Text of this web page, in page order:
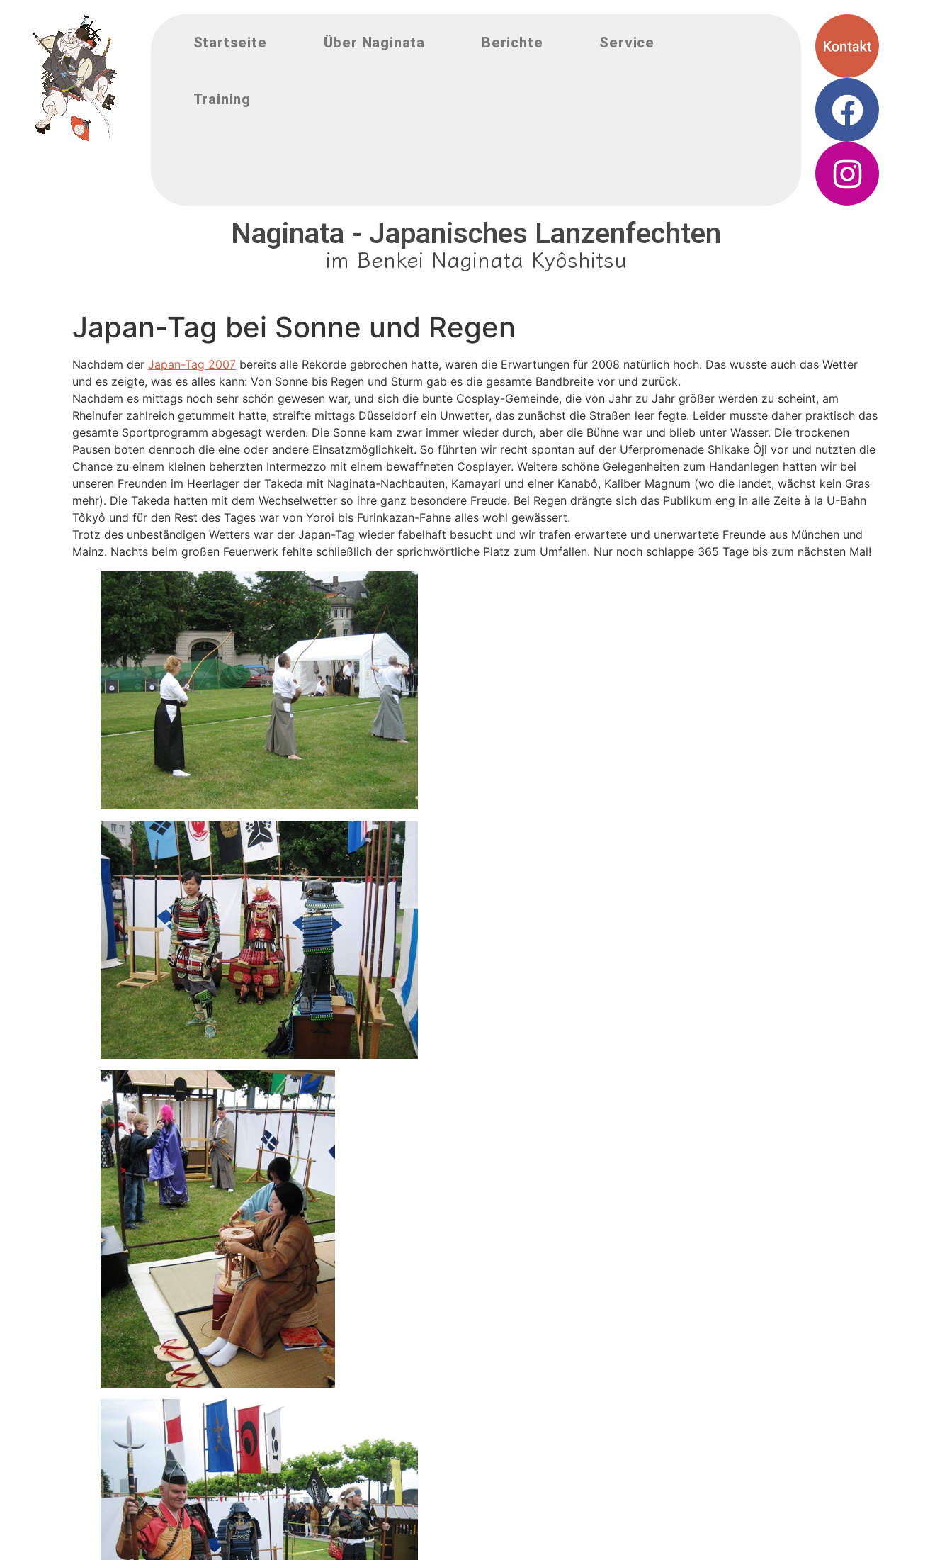
Startseite Über Naginata Berichte Service
Training
Naginata - Japanisches Lanzenfechten
im Benkei Naginata Kyôshitsu
Japan-Tag bei Sonne und Regen
Nachdem der Japan-Tag 2007 bereits alle Rekorde gebrochen hatte, waren die Erwartungen für 2008 natürlich hoch. Das wusste auch das Wetter
und es zeigte, was es alles kann: Von Sonne bis Regen und Sturm gab es die gesamte Bandbreite vor und zurück.
Nachdem es mittags noch sehr schön gewesen war, und sich die bunte Cosplay-Gemeinde, die von Jahr zu Jahr größer werden zu scheint, am
Rheinufer zahlreich getummelt hatte, streifte mittags Düsseldorf ein Unwetter, das zunächst die Straßen leer fegte. Leider musste daher praktisch das
gesamte Sportprogramm abgesagt werden. Die Sonne kam zwar immer wieder durch, aber die Bühne war und blieb unter Wasser. Die trockenen
Pausen boten dennoch die eine oder andere Einsatzmöglichkeit. So führten wir recht spontan auf der Uferpromenade Shikake Ôji vor und nutzten die
Chance zu einem kleinen beherzten Intermezzo mit einem bewaffneten Cosplayer. Weitere schöne Gelegenheiten zum Handanlegen hatten wir bei
unseren Freunden im Heerlager der Takeda mit Naginata-Nachbauten, Kamayari und einer Kanabô, Kaliber Magnum (wo die landet, wächst kein Gras
mehr). Die Takeda hatten mit dem Wechselwetter so ihre ganz besondere Freude. Bei Regen drängte sich das Publikum eng in alle Zelte à la U-Bahn
Tôkyô und für den Rest des Tages war von Yoroi bis Furinkazan-Fahne alles wohl gewässert.
Trotz des unbeständigen Wetters war der Japan-Tag wieder fabelhaft besucht und wir trafen erwartete und unerwartete Freunde aus München und
Mainz. Nachts beim großen Feuerwerk fehlte schließlich der sprichwörtliche Platz zum Umfallen. Nur noch schlappe 365 Tage bis zum nächsten Mal!